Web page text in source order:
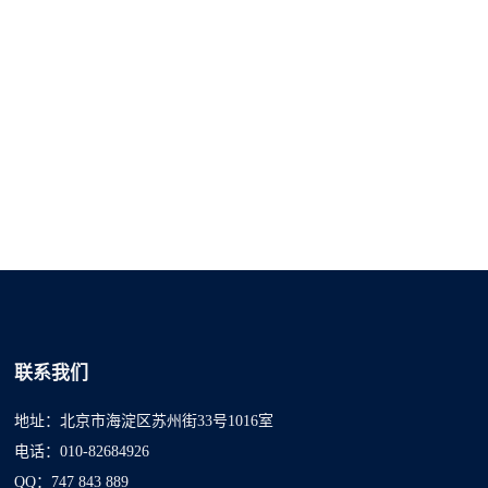
联系我们
地址：北京市海淀区苏州街33号1016室
电话：010-82684926
QQ：747 843 889